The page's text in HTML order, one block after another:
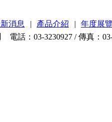
消息 | 產品介紹 |
年度展
電話：03-3230927 / 傳真：